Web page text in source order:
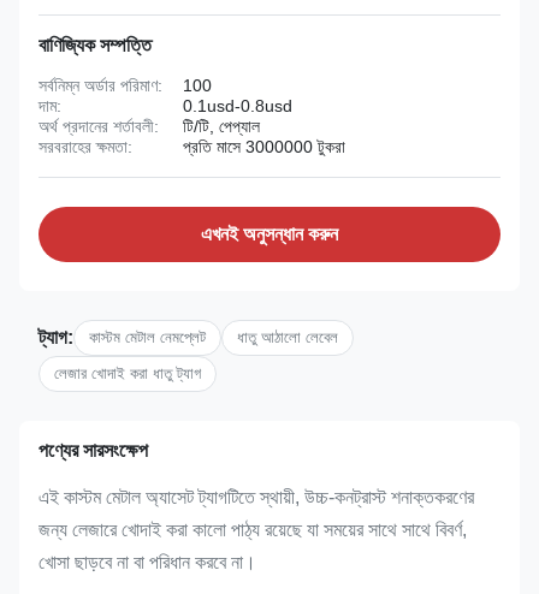
বাণিজ্যিক সম্পত্তি
সর্বনিম্ন অর্ডার পরিমাণ:
100
দাম:
0.1usd-0.8usd
অর্থ প্রদানের শর্তাবলী:
টি/টি, পেপ্যাল
সরবরাহের ক্ষমতা:
প্রতি মাসে 3000000 টুকরা
এখনই অনুসন্ধান করুন
ট্যাগ: কাস্টম মেটাল নেমপ্লেট
ধাতু আঠালো লেবেল
লেজার খোদাই করা ধাতু ট্যাগ
পণ্যের সারসংক্ষেপ
এই কাস্টম মেটাল অ্যাসেট ট্যাগটিতে স্থায়ী, উচ্চ-কনট্রাস্ট শনাক্তকরণের
জন্য লেজারে খোদাই করা কালো পাঠ্য রয়েছে যা সময়ের সাথে সাথে বিবর্ণ,
খোসা ছাড়বে না বা পরিধান করবে না।